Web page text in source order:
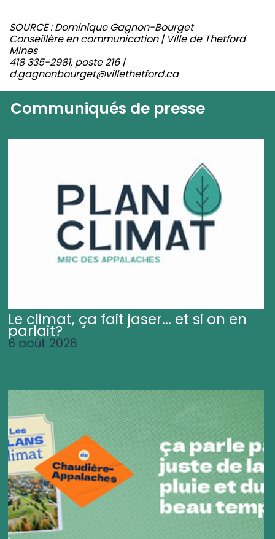
SOURCE : Dominique Gagnon-Bourget
Conseillère en communication | Ville de Thetford
Mines
418 335-2981, poste 216 |
d.gagnonbourget@villethetford.ca
Communiqués de presse
Le climat, ça fait jaser... et si on en
parlait?
6 août 2026